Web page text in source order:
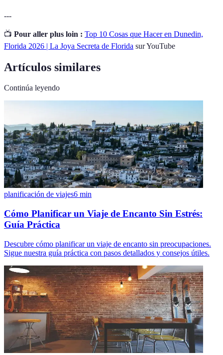
---
📺 Pour aller plus loin : Top 10 Cosas que Hacer en Dunedin,
Florida 2026 | La Joya Secreta de Florida sur YouTube
Artículos similares
Continúa leyendo
planificación de viajes6 min
Cómo Planificar un Viaje de Encanto Sin Estrés:
Guía Práctica
Descubre cómo planificar un viaje de encanto sin preocupaciones.
Sigue nuestra guía práctica con pasos detallados y consejos útiles.